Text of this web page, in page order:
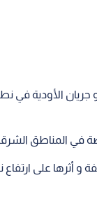
جريان الأودية
في المناطق
و أثرها على